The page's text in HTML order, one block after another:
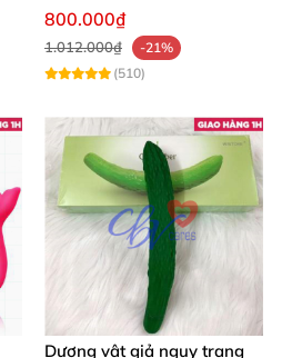
800.000₫
1.012.000₫
-21%
(510)
Dương vật giả ngụy trang